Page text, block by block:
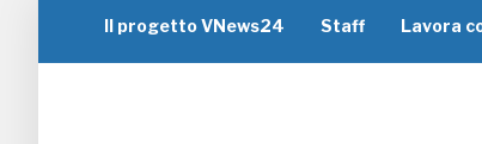
Il progetto VNews24 Staff Lavora